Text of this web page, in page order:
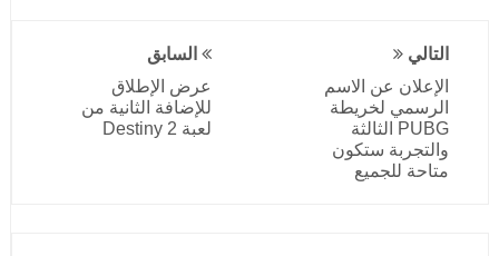
التالي
الإعلان عن الاسم
الرسمي لخريطة
PUBG الثالثة
والتجربة ستكون
متاحة للجميع
السابق
عرض الإطلاق
للإضافة الثانية من
لعبة Destiny 2